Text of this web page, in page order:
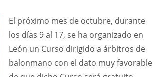
El próximo mes de octubre, durante
los días 9 al 17, se ha organizado en
León un Curso dirigido a árbitros de
balonmano con el dato muy favorable